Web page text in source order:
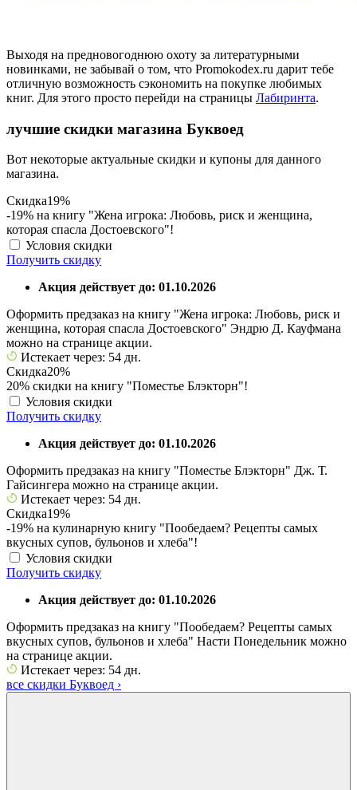
Выходя на предновогоднюю охоту за литературными
новинками, не забывай о том, что Promokodex.ru дарит тебе
отличную возможность сэкономить на покупке любимых
книг. Для этого просто перейди на страницы Лабиринта.
лучшие скидки магазина Буквоед
Вот некоторые актуальные скидки и купоны для данного
магазина.
Скидка19%
-19% на книгу "Жена игрока: Любовь, риск и женщина,
которая спасла Достоевского"!
Условия скидки
Получить скидку
Акция действует до: 01.10.2026
Оформить предзаказ на книгу "Жена игрока: Любовь, риск и
женщина, которая спасла Достоевского" Эндрю Д. Кауфмана
можно на странице акции.
Истекает через: 54 дн.
Скидка20%
20% скидки на книгу "Поместье Блэкторн"!
Условия скидки
Получить скидку
Акция действует до: 01.10.2026
Оформить предзаказ на книгу "Поместье Блэкторн" Дж. Т.
Гайсингера можно на странице акции.
Истекает через: 54 дн.
Скидка19%
-19% на кулинарную книгу "Пообедаем? Рецепты самых
вкусных супов, бульонов и хлеба"!
Условия скидки
Получить скидку
Акция действует до: 01.10.2026
Оформить предзаказ на книгу "Пообедаем? Рецепты самых
вкусных супов, бульонов и хлеба" Насти Понедельник можно
на странице акции.
Истекает через: 54 дн.
все скидки Буквоед ›